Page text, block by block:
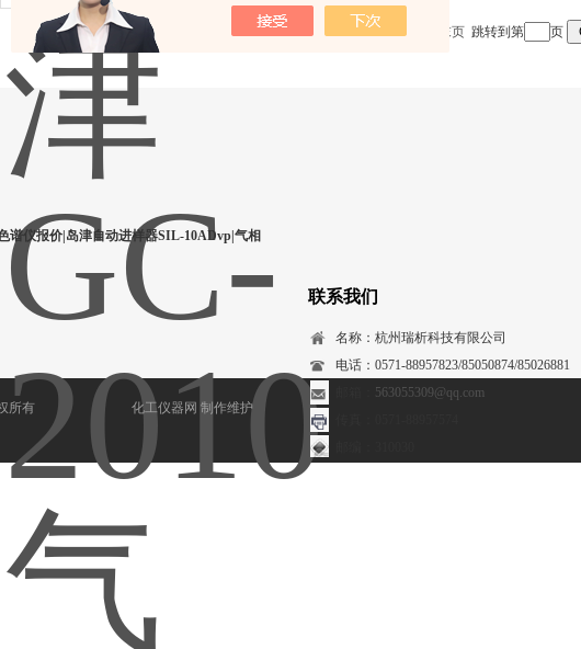
共 74 条记录，当前 1 / 15 页 首页 上一页 下一页 末页 跳转到第 页
谱仪报价|岛津自动进样器SIL-10ADvp|气相
联系我们
名称：杭州瑞析科技有限公司
电话：0571-88957823/85050874/85026881
563055309@qq.com
所有
化工仪器网 制作维护